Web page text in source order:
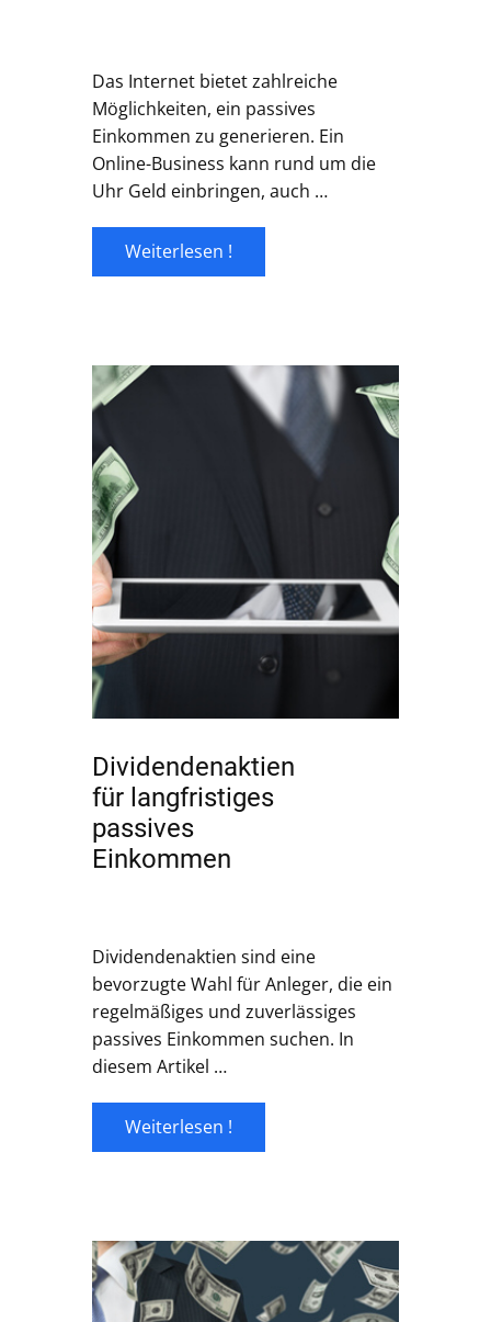
Das Internet bietet zahlreiche
Möglichkeiten, ein passives
Einkommen zu generieren. Ein
Online-Business kann rund um die
Uhr Geld einbringen, auch …
Weiterlesen !
Dividendenaktien
für langfristiges
passives
Einkommen
Dividendenaktien sind eine
bevorzugte Wahl für Anleger, die ein
regelmäßiges und zuverlässiges
passives Einkommen suchen. In
diesem Artikel …
Weiterlesen !